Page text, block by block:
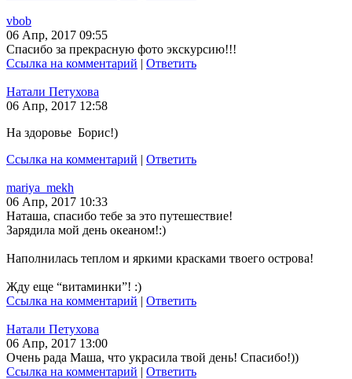
vbob
06 Апр, 2017 09:55
Спасибо за прекрасную фото экскурсию!!!
Ссылка на комментарий | Ответить
Натали Петухова
06 Апр, 2017 12:58
На здоровье Борис!)
Ссылка на комментарий | Ответить
mariya_mekh
06 Апр, 2017 10:33
Наташа, спасибо тебе за это путешествие!
Зарядила мой день океаном!:)
Наполнилась теплом и яркими красками твоего острова!
Жду еще “витаминки”! :)
Ссылка на комментарий | Ответить
Натали Петухова
06 Апр, 2017 13:00
Очень рада Маша, что украсила твой день! Спасибо!))
Ссылка на комментарий | Ответить